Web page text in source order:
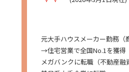
元大手ハウスメーカー勤務（
→住宅営業で全国No.1を獲得
メガバンクに転職（不動産融